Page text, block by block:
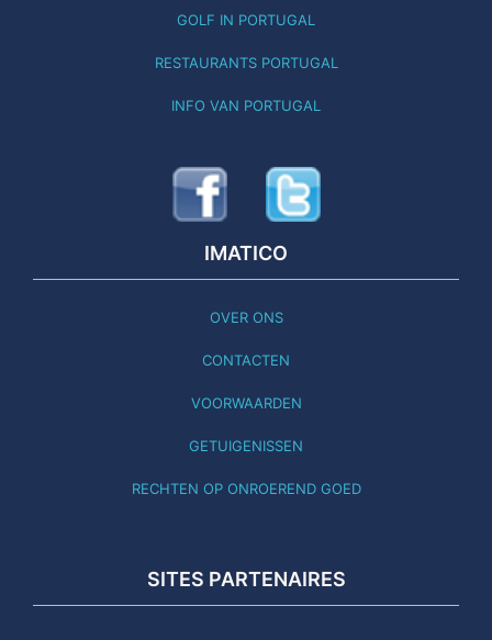
GOLF IN PORTUGAL
RESTAURANTS PORTUGAL
INFO VAN PORTUGAL
IMATICO
OVER ONS
CONTACTEN
VOORWAARDEN
GETUIGENISSEN
RECHTEN OP ONROEREND GOED
SITES PARTENAIRES